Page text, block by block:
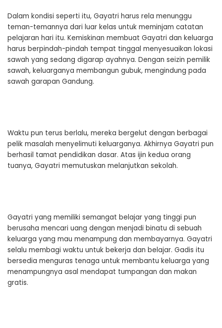
Dalam kondisi seperti itu, Gayatri harus rela menunggu
teman-temannya dari luar kelas untuk meminjam catatan
pelajaran hari itu. Kemiskinan membuat Gayatri dan keluarga
harus berpindah-pindah tempat tinggal menyesuaikan lokasi
sawah yang sedang digarap ayahnya. Dengan seizin pemilik
sawah, keluarganya membangun gubuk, mengindung pada
sawah garapan Gandung.
Waktu pun terus berlalu, mereka bergelut dengan berbagai
pelik masalah menyelimuti keluarganya. Akhirnya Gayatri pun
berhasil tamat pendidikan dasar. Atas ijin kedua orang
tuanya, Gayatri memutuskan melanjutkan sekolah.
Gayatri yang memiliki semangat belajar yang tinggi pun
berusaha mencari uang dengan menjadi binatu di sebuah
keluarga yang mau menampung dan membayarnya. Gayatri
selalu membagi waktu untuk bekerja dan belajar. Gadis itu
bersedia menguras tenaga untuk membantu keluarga yang
menampungnya asal mendapat tumpangan dan makan
gratis.